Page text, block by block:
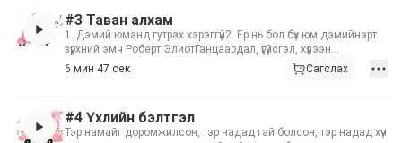
#3 Таван алхам
1. Дэмий юманд гутрах хэрэггүй2. Ер нь бол бүх юм дэмийнэрт
зүрхний эмч Роберт ЭлиотГанцаардал, үгүйсгэл, хүлээн
зөвшөөрөлСайн хүний зовлонУдмын тогтолцооЭрүүл
харцЗөвшөөрөл ба айдасСөнөөгч уй гашууАмьдрал цорын
6 мин 47 сек Сагслах
#4 Үхлийн бэлтгэл
Тэр намайг доромжилсон, тэр надад гай болсон, тэр надад хүч